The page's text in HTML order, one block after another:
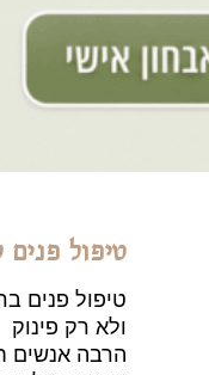
טיפול פנים
טיפול פנים
ולא רק פינוק
הרבה אנשים